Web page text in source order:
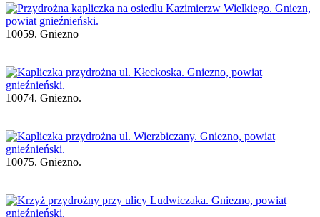
10059. Gniezno
10074. Gniezno.
10075. Gniezno.